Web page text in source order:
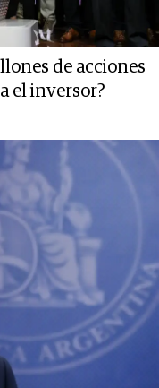
de acciones
el inversor?